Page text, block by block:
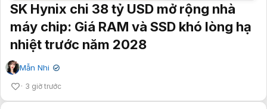
SK Hynix chi 38 tỷ USD mở rộng nhà
máy chip: Giá RAM và SSD khó lòng hạ
nhiệt trước năm 2028
Mẫn Nhi ✔
3 giờ trước